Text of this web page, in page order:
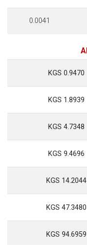
0.0041
0.9470 KGS
1.8939 KGS
4.7348 KGS
9.4696 KGS
14.2044 KGS
47.3480 KGS
94.6959 KGS